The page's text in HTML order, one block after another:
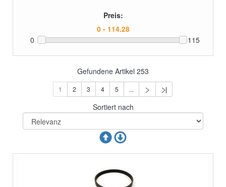
Preis:
0 115
Gefundene Artikel 253
1 2 3 4 5 ...
Sortiert nach